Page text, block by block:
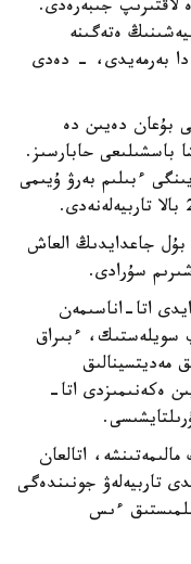
لاقتىرىپ جىبەرەدى.
ەتەگىنە
بەرمەيدى، - دەدى
بۇعان دەيىن دە
باسشىلىعى حابارسىز.
ءبىلىم بەرۋ ۇيىمى
بۇل جاعدايدىڭ العاش
سۇرادى.
اتا-اناسىمەن
سويلەستىك، ءبىراق
مەديتسينالىق
ەكەنىمىزدى اتا-
مالىمەتىنشە، اتالعان
تاربيەلەۋ جونىندەگى
ءىس